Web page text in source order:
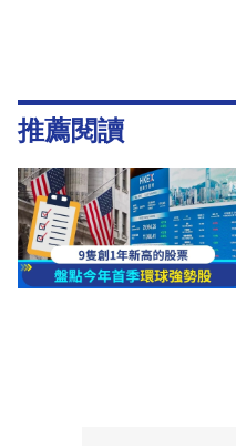
推薦閱讀